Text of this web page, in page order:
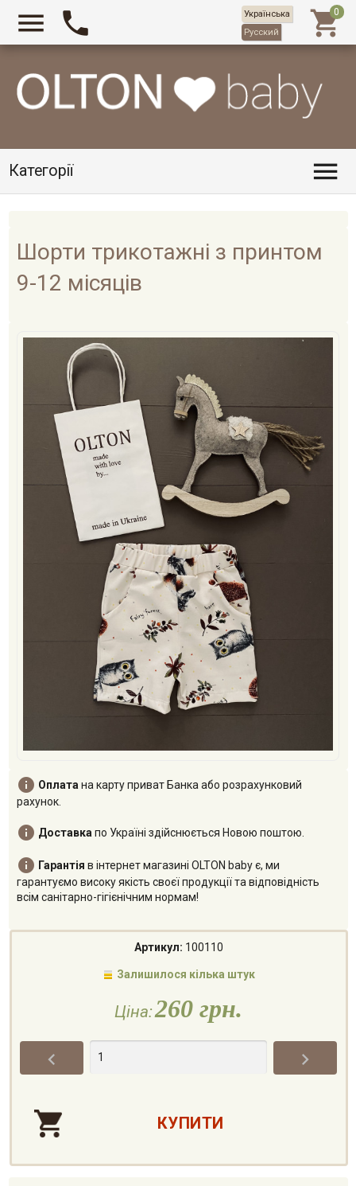
Категорії 
  
Шорти трикотажні з принтом
9-12 місяців
 Оплатана карту приват Банка або розрахунковий
рахунок.
 Доставкапо Україні здійснюється Новою поштою.
 Гарантія в інтернет магазині OLTON baby є, ми
гарантуємо високу якість своєї продукції та відповідність
всім санітарно-гігієнічним нормам!
Артикул: 100110
Залишилося кілька штук
Ціна:260 грн.
 
Українська
Русский